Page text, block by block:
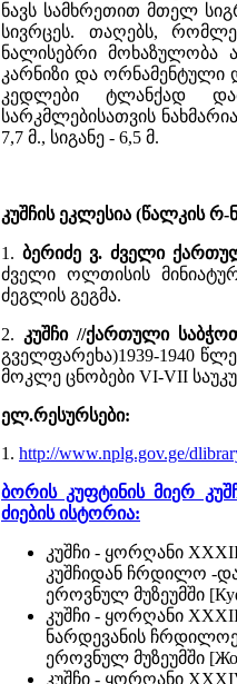
ნავს სამხრეთით მთელ
სივრცეს. თაღებს,
ნალისებრი მოხაზულობა
კარნიზი და
კედლები ტლანქად
სარკმლებისათვის
7,7 მ., სიგანე - 6,5 მ.
კუშჩის ეკლესია (წალკის
1.ბერიძე ვ. ძველი
ძველი ოლთისის
ძეგლის გეგმა.
2. კუშჩი //ქართული
გველფარეხა)1939-1940
მოკლე ცნობები VI-VII
ელ.რესურსები:
1. http://www.nplg.gov.ge/
ბორის კუფტინის მიერ
ძიების ისტორია:
კუშჩი - ყორღანი
კუშჩიდან ჩრდილო -
ეროვნულ მუზეუმში
კუშჩი - ყორღანი
ნარდევანის
ეროვნულ მუზეუმში
კუშჩი - ყორღანი